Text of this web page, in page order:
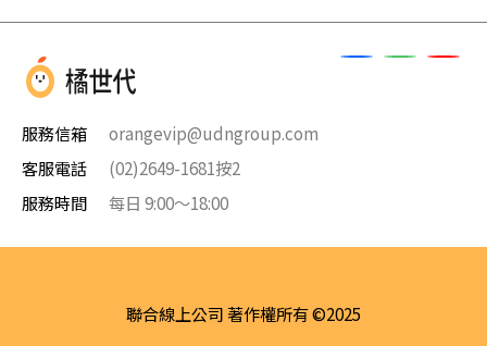
服務信箱
orangevip@udngroup.com
客服電話
(02)2649-1681按2
服務時間
每日 9:00～18:00
聯合線上公司 著作權所有 ©2025